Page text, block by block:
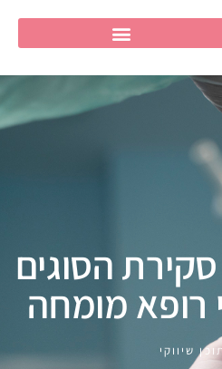
הסוגים
רופא מומחה
שיווקי